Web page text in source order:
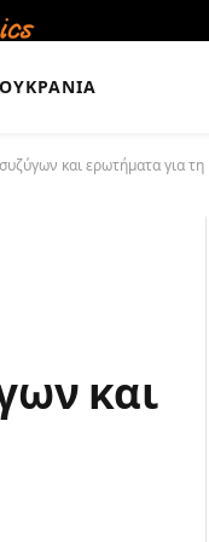
ΟΥΚΡΑΝΊΑ
και ερωτήματα για
και